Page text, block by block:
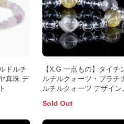
ドルチ
真珠 デ
【X.G 一点もの】タイチ
ルチルクォーツ・プラチ
ルチルクォーツ デザイン
Sold Out